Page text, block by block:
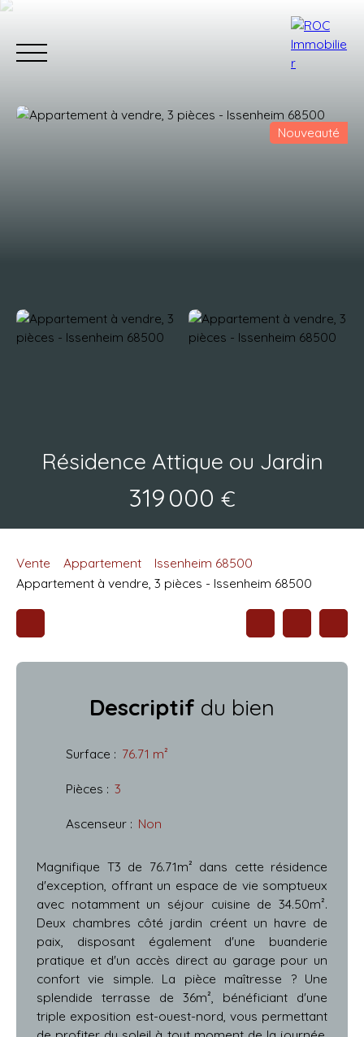
Estimation
Nouveauté
Résidence Attique ou Jardin
319 000 €
Vente Appartement
Issenheim 68500
Appartement à vendre, 3 pièces - Issenheim 68500
Descriptif du bien
Surface : 76.71 m²
Pièces : 3
Ascenseur : Non
Magnifique T3 de 76.71m² dans cette résidence
d'exception, offrant un espace de vie somptueux
avec notamment un séjour cuisine de 34.50m².
Deux chambres côté jardin créent un havre de
paix, disposant également d'une buanderie
pratique et d'un accès direct au garage pour un
confort vie simple. La pièce maîtresse ? Une
splendide terrasse de 36m², bénéficiant d'une
triple exposition est-ouest-nord, vous permettant